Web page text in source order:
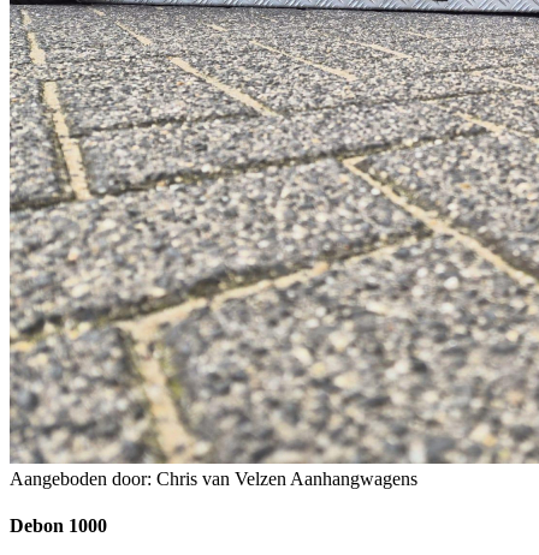
Aangeboden door: Chris van Velzen Aanhangwagens
Debon 1000